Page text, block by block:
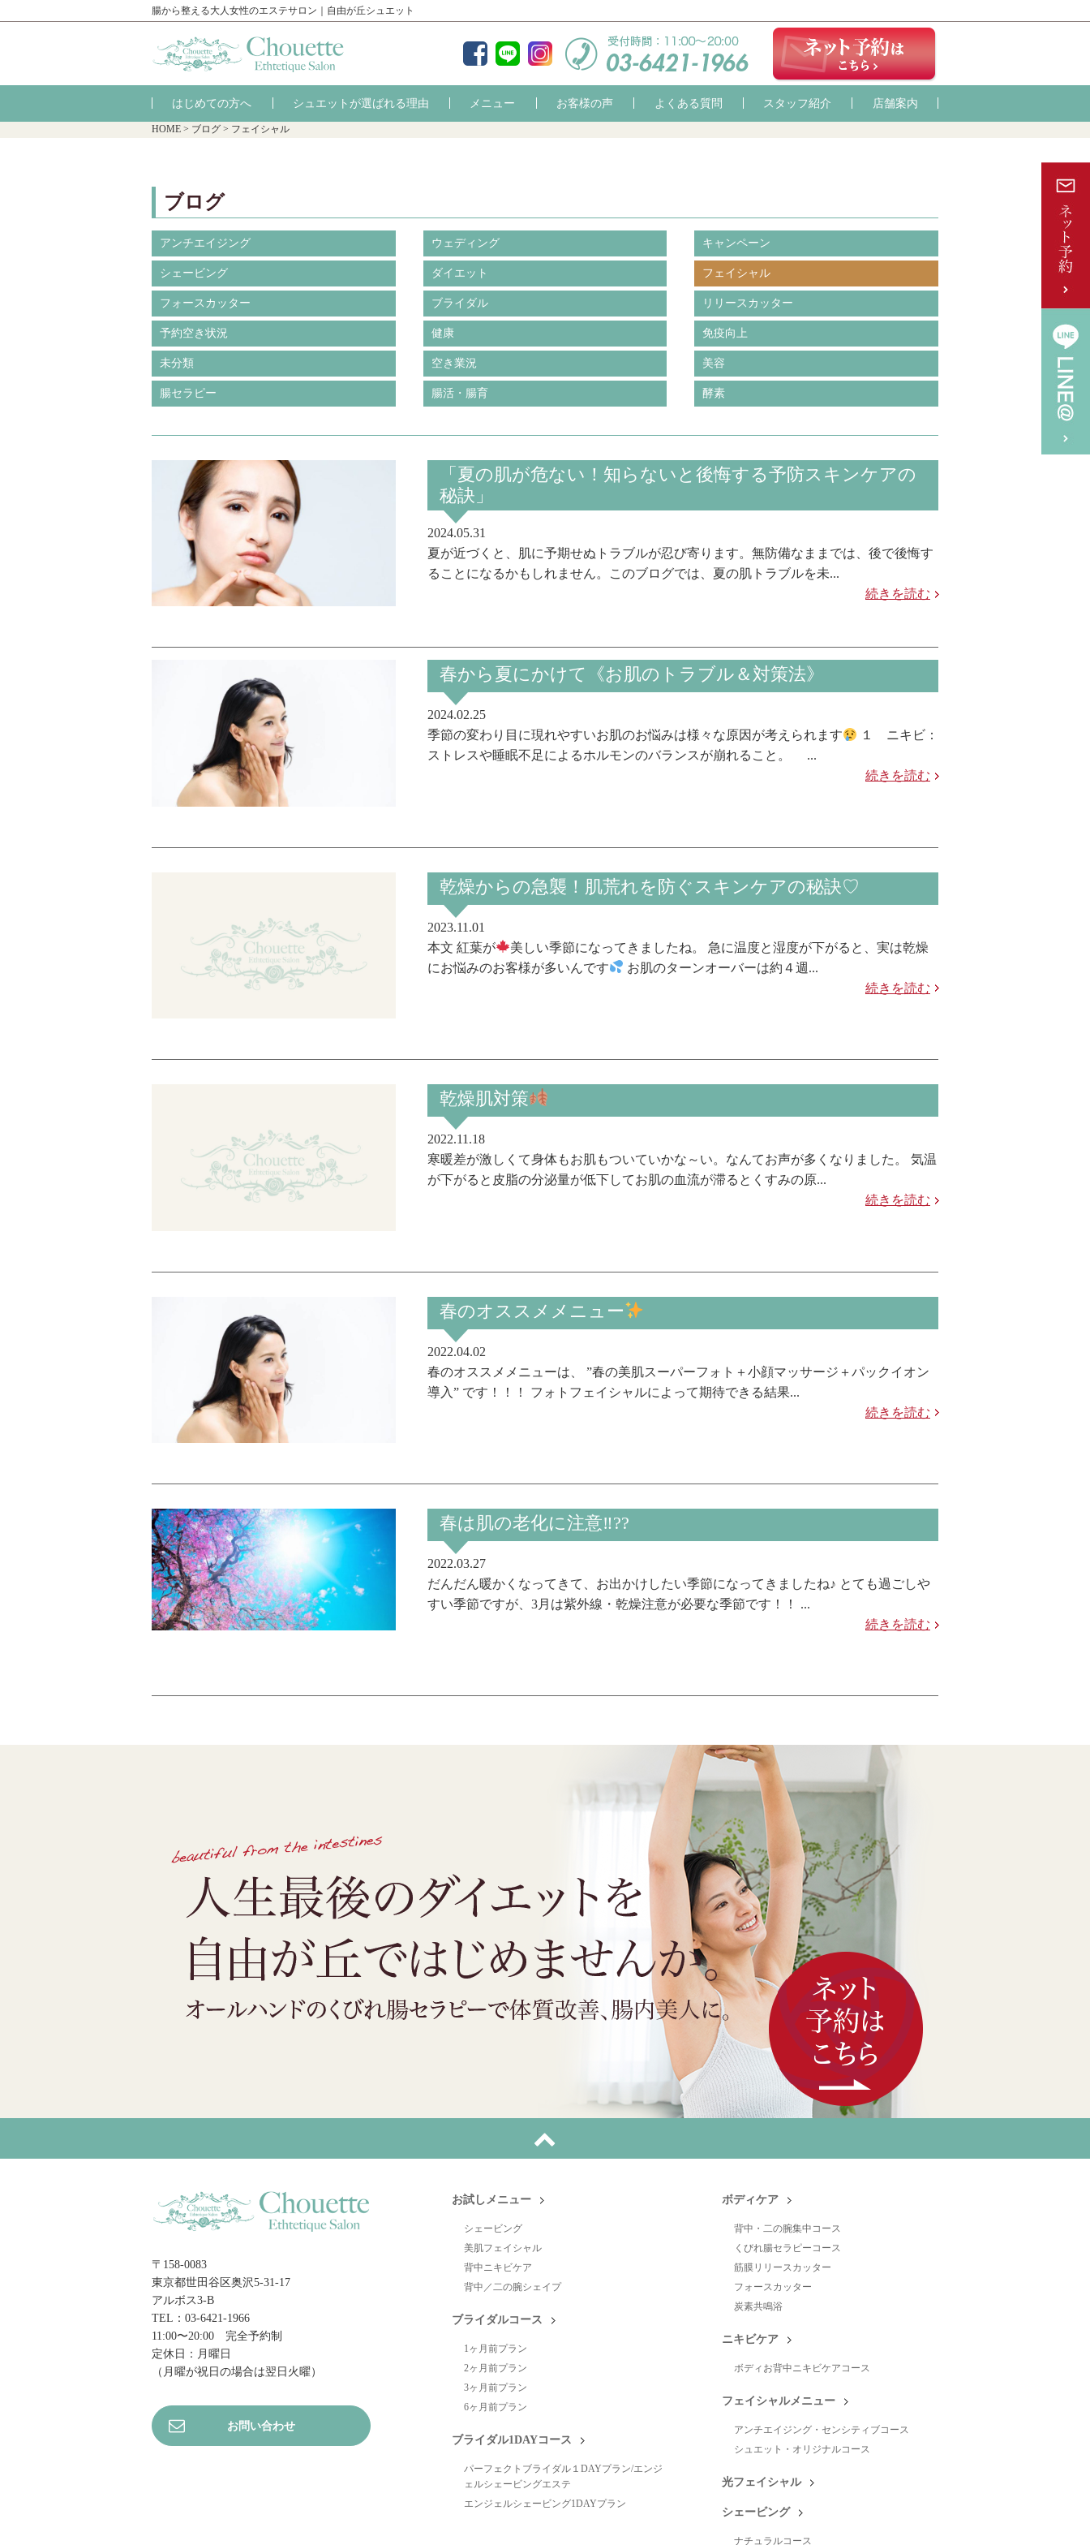
腸から整える大人女性のエステサロン｜自由が丘シュエット
はじめての方へ シュエットが選ばれる理由 メニュー お客様の声 よくある質問 スタッフ紹介 店舗案内
HOME > ブログ > フェイシャル
ブログ
アンチエイジング ウェディング キャンペーン
シェービング ダイエット フェイシャル
フォースカッター ブライダル リリースカッター
予約空き状況 健康 免疫向上
未分類 空き業況 美容
腸セラピー 腸活・腸育 酵素
「夏の肌が危ない！知らないと後悔する予防スキンケアの
秘訣」
2024.05.31
夏が近づくと、肌に予期せぬトラブルが忍び寄ります。無防備なままでは、後で後悔す
ることになるかもしれません。このブログでは、夏の肌トラブルを未...
続きを読む
春から夏にかけて《お肌のトラブル＆対策法》
2024.02.25
季節の変わり目に現れやすいお肌のお悩みは様々な原因が考えられます
１ ニキビ：
ストレスや睡眠不足によるホルモンのバランスが崩れること。 ...
続きを読む
乾燥からの急襲！肌荒れを防ぐスキンケアの秘訣♡
2023.11.01
本文 紅葉が
美しい季節になってきましたね。 急に温度と湿度が下がると、実は乾燥
にお悩みのお客様が多いんです
お肌のターンオーバーは約４週...
続きを読む
乾燥肌対策
2022.11.18
寒暖差が激しくて身体もお肌もついていかな～い。なんてお声が多くなりました。 気温
が下がると皮脂の分泌量が低下してお肌の血流が滞るとくすみの原...
続きを読む
春のオススメメニュー
2022.04.02
春のオススメメニューは、 ”春の美肌スーパーフォト＋小顔マッサージ＋パックイオン
導入” です！！！ フォトフェイシャルによって期待できる結果...
続きを読む
春は肌の老化に注意‼??
2022.03.27
だんだん暖かくなってきて、お出かけしたい季節になってきましたね♪ とても過ごしや
すい季節ですが、3月は紫外線・乾燥注意が必要な季節です！！ ...
続きを読む
〒158-0083
東京都世田谷区奥沢5-31-17
アルボス3-B
TEL：03-6421-1966
11:00〜20:00 完全予約制
定休日：月曜日
（月曜が祝日の場合は翌日火曜）
お問い合わせ
お試しメニュー
シェービング
美肌フェイシャル
背中ニキビケア
背中／二の腕シェイプ
ブライダルコース
1ヶ月前プラン
2ヶ月前プラン
3ヶ月前プラン
6ヶ月前プラン
ブライダル1DAYコース
パーフェクトブライダル１DAYプラン/エンジ
ェルシェービングエステ
エンジェルシェービング1DAYプラン
ボディケア
背中・二の腕集中コース
くびれ腸セラピーコース
筋膜リリースカッター
フォースカッター
炭素共鳴浴
ニキビケア
ボディお背中ニキビケアコース
フェイシャルメニュー
アンチエイジング・センシティブコース
シュエット・オリジナルコース
光フェイシャル
シェービング
ナチュラルコース